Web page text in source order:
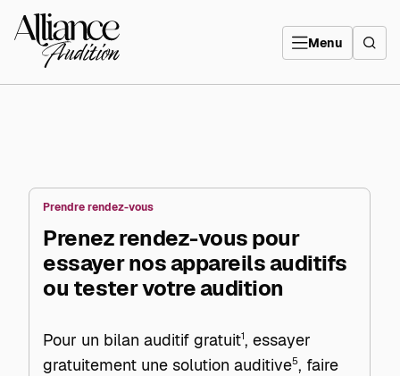
directement
contenu
Menu
Prendre rendez-vous
Prenez rendez-vous pour
essayer nos appareils auditifs
ou tester votre audition
Pour un bilan auditif gratuit1, essayer
gratuitement une solution auditive5, faire